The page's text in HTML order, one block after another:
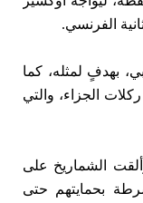
الفرنسي.
بهدفٍ لمثله، كما
الجزاء، والتي
الشماريخ على
بحمايتهم حتى